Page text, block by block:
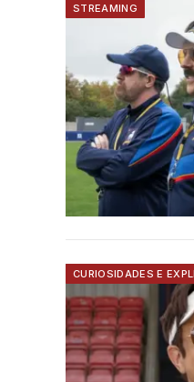
STREAMING
CURIOSIDADES E